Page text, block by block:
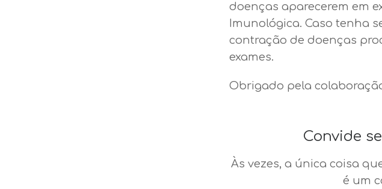
doenças aparecerem em
Imunológica. Caso tenha
contração de doenças
exames.
Obrigado pela
Convide
Às vezes, a única coisa
é um